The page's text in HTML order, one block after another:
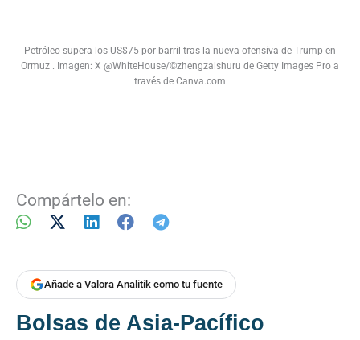
Petróleo supera los US$75 por barril tras la nueva ofensiva de Trump en
Ormuz . Imagen: X @WhiteHouse/©zhengzaishuru de Getty Images Pro a
través de Canva.com
Compártelo en:
Añade a Valora Analitik como tu fuente
Bolsas de Asia-Pacífico